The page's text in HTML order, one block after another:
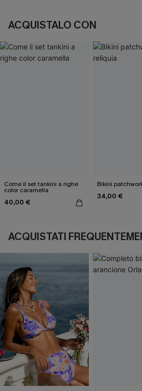
ACQUISTALO CON
Come il set tankini a righe
color caramella
40,00 €
Bikini
34,00 €
ACQUISTATI